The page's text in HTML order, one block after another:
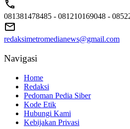
081381478485 - 081210169048 -
redaksimetromedianews@gmail.com
Navigasi
Home
Redaksi
Pedoman Pedia Siber
Kode Etik
Hubungi Kami
Kebijakan Privasi